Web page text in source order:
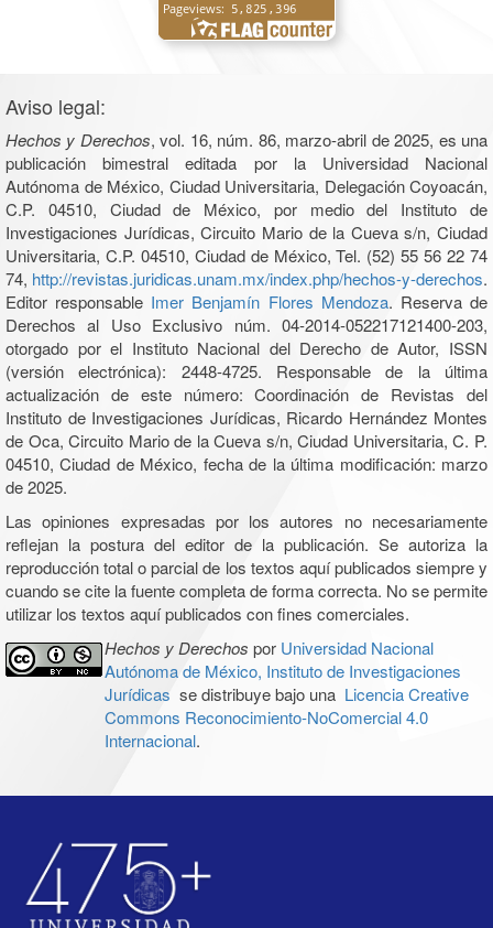
Aviso legal:
Hechos y Derechos, vol. 16, núm. 86, marzo-abril de 2025, es una
publicación bimestral editada por la Universidad Nacional
Autónoma de México, Ciudad Universitaria, Delegación Coyoacán,
C.P. 04510, Ciudad de México, por medio del Instituto de
Investigaciones Jurídicas, Circuito Mario de la Cueva s/n, Ciudad
Universitaria, C.P. 04510, Ciudad de México, Tel. (52) 55 56 22 74
74, http://revistas.juridicas.unam.mx/index.php/hechos-y-derechos.
Editor responsable Imer Benjamín Flores Mendoza. Reserva de
Derechos al Uso Exclusivo núm. 04-2014-052217121400-203,
otorgado por el Instituto Nacional del Derecho de Autor, ISSN
(versión electrónica): 2448-4725. Responsable de la última
actualización de este número: Coordinación de Revistas del
Instituto de Investigaciones Jurídicas, Ricardo Hernández Montes
de Oca, Circuito Mario de la Cueva s/n, Ciudad Universitaria, C. P.
04510, Ciudad de México, fecha de la última modificación: marzo
de 2025.
Las opiniones expresadas por los autores no necesariamente
reflejan la postura del editor de la publicación. Se autoriza la
reproducción total o parcial de los textos aquí publicados siempre y
cuando se cite la fuente completa de forma correcta. No se permite
utilizar los textos aquí publicados con fines comerciales.
Hechos y Derechos por Universidad Nacional
Autónoma de México, Instituto de Investigaciones
Jurídicas se distribuye bajo una Licencia Creative
Commons Reconocimiento-NoComercial 4.0
Internacional.